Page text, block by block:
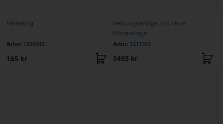
Halterung
Artnr: 1336942
165 kr
Heizungsanlage 240 ohne
Klimaanlage
Artnr: 1211303
2495 kr